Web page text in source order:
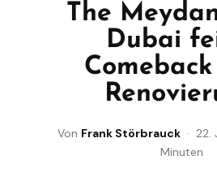
The
Dubai
Von Frank Störbrauck ·
Minuten